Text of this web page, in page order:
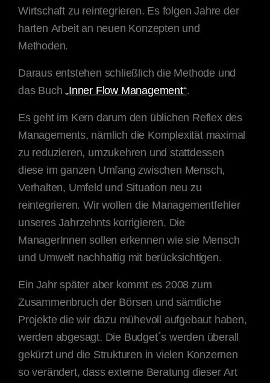
Wirtschaft zu reintegrieren. Es folgen Jahre der
harten Arbeit an neuen Konzepten und
Methoden.
Daraus entstehen schließlich die Methode und
das Buch„Inner Flow Management“.
Es geht im Kern darum den üblichen Reflex des
Managements, nämlich die Komplexität maximal
zu reduzieren, umzukehren und stattdessen
diese im ganzen Umfang zwischen Mensch,
Verhalten, Umfeld und Situation neu zu
reintegrieren. Wir wollen die Managementfehler
unseres Jahrzehnts korrigieren. Die
ManagerInnen sollen erkennen wie sie Mensch
und Umwelt nachhaltig mit berücksichtigen.
Ein Jahr später aber kommt es 2008 zum
Zusammenbruch der Börsen und sämtliche
Projekte die wir dazu mühevoll aufgebaut haben,
werden abgesagt. Die Budget´s werden überall
gekürzt und die Strukturen in vielen Konzernen
so verändert, dass externe Beratung dieser Art